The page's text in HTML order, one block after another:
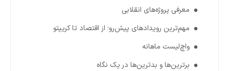
معرفی پروژه‌های انقلابی
مهم‌ترین رویدادهای پیش‌رو؛ از اقتصاد تا کریپتو
واچ‌لیست ماهانه
برترین‌ها و بدترین‌ها در یک نگاه